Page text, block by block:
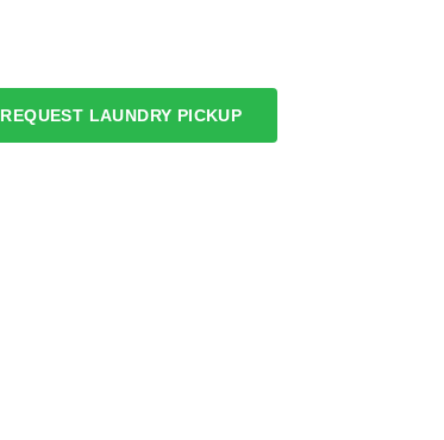
REQUEST LAUNDRY PICKUP